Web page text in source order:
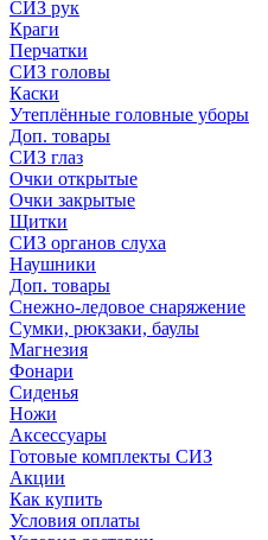
СИЗ рук
Краги
Перчатки
СИЗ головы
Каски
Утеплённые головные уборы
Доп. товары
СИЗ глаз
Очки открытые
Очки закрытые
Щитки
СИЗ органов слуха
Наушники
Доп. товары
Снежно-ледовое снаряжение
Сумки, рюкзаки, баулы
Магнезия
Фонари
Сиденья
Ножи
Аксессуары
Готовые комплекты СИЗ
Акции
Как купить
Условия оплаты